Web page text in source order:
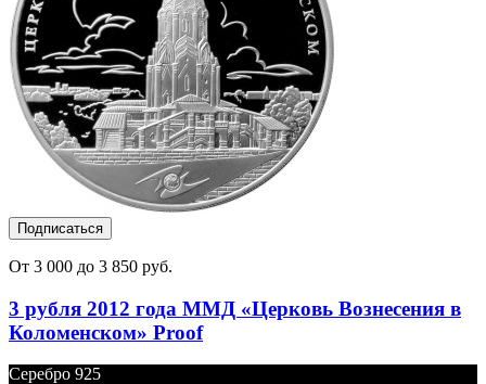
Подписаться
От 3 000 до 3 850 руб.
3 рубля 2012 года ММД «Церковь Вознесения в
Коломенском» Proof
Серебро 925